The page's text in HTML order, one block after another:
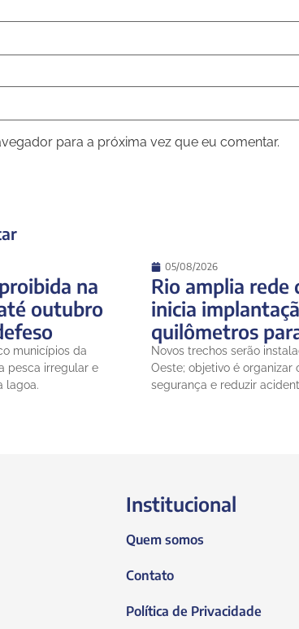
para a próxima vez que eu comentar.
na
outubro
municípios da
pesca irregular e
lagoa.
05/08/2026
Rio amplia rede
inicia
quilômetros
Novos trechos serão
Oeste; objetivo é organizar
segurança e reduzir
Institucional
Quem somos
Contato
Política de Privacidade